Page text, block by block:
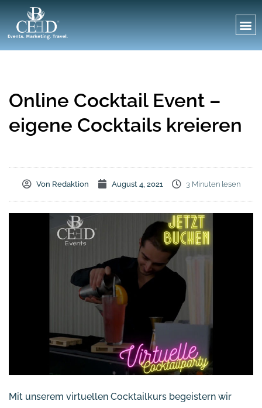
Online Cocktail Event –
eigene Cocktails kreieren
Von Redaktion August 4, 2021 3 Minuten lesen
Mit unserem virtuellen Cocktailkurs begeistern wir